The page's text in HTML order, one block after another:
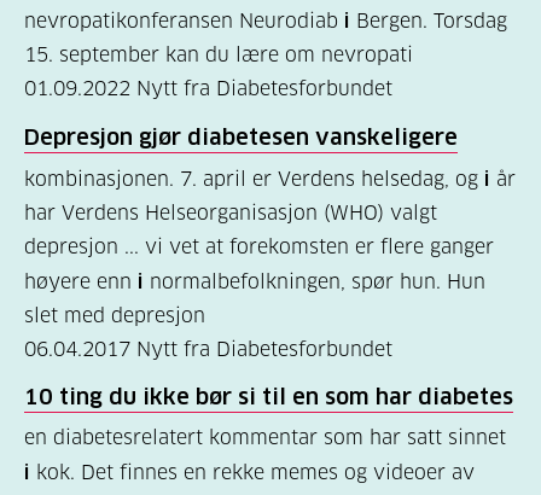
nevropatikonferansen Neurodiab i Bergen. Torsdag
15. september kan du lære om nevropati
01.09.2022 Nytt fra Diabetesforbundet
Depresjon gjør diabetesen vanskeligere
kombinasjonen. 7. april er Verdens helsedag, og i år
har Verdens Helseorganisasjon (WHO) valgt
depresjon ... vi vet at forekomsten er flere ganger
høyere enn i normalbefolkningen, spør hun. Hun
slet med depresjon
06.04.2017 Nytt fra Diabetesforbundet
10 ting du ikke bør si til en som har diabetes
en diabetesrelatert kommentar som har satt sinnet
i kok. Det finnes en rekke memes og videoer av